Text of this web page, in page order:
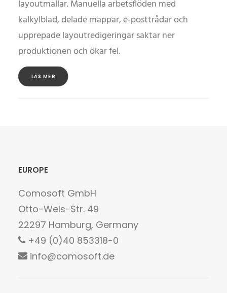
layoutmallar. Manuella arbetsflöden med
kalkylblad, delade mappar, e-posttrådar och
upprepade layoutredigeringar saktar ner
produktionen och ökar fel.
LÄS MER
EUROPE
Comosoft GmbH
Otto-Wels-Str. 49
22297 Hamburg, Germany
+49 (0)40 853318-0
info@comosoft.de